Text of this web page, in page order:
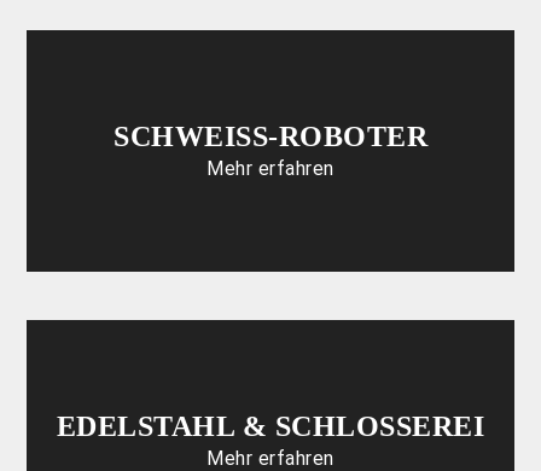
SCHWEISS-ROBOTER
Mehr erfahren
EDELSTAHL & SCHLOSSEREI
Mehr erfahren